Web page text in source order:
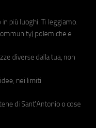
più luoghi. Ti leggiamo.
polemiche e
diverse dalla tua, non
nei limiti
di Sant'Antonio o cose